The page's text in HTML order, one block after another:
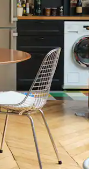
стрілками вгору та